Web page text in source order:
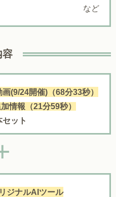
など
容
(9/24開催)（68分33秒）
情報（21分59秒）
ット
ジナルAIツール